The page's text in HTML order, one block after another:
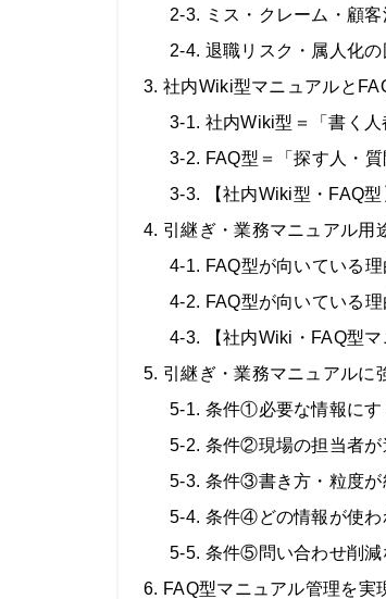
2-3. ミス・クレーム・顧
2-4. 退職リスク・属人化
3. 社内Wiki型マニュアルと
3-1. 社内Wiki型＝「書く
3-2. FAQ型＝「探す人・
3-3. 【社内Wiki型・FAQ
4. 引継ぎ・業務マニュアル用
4-1. FAQ型が向いている
4-2. FAQ型が向いている
4-3. 【社内Wiki・FAQ型
5. 引継ぎ・業務マニュアルに
5-1. 条件①必要な情報にす
5-2. 条件②現場の担当者が
5-3. 条件③書き方・粒度が
5-4. 条件④どの情報が使わ
5-5. 条件⑤問い合わせ削減
6. FAQ型マニュアル管理を実